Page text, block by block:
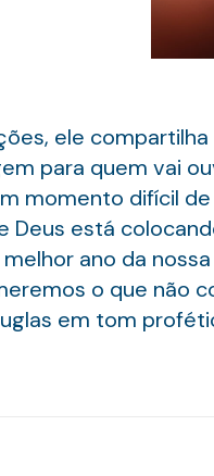
ele
para quem vai
momento difícil
Deus está
ano da
o que não
em tom